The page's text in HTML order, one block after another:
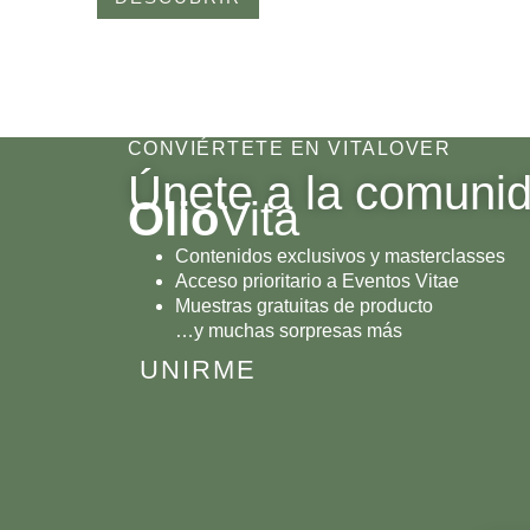
CONVIÉRTETE EN VITALOVER
Únete a la
OlioVita
Contenidos exclusivos y masterclasses
Acceso prioritario a Eventos Vitae
Muestras gratuitas de producto
…y muchas sorpresas más
UNIRME